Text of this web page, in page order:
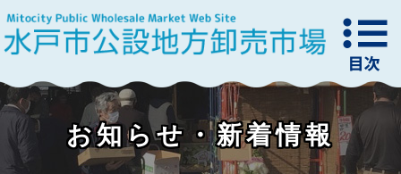
お知らせ・新着情報